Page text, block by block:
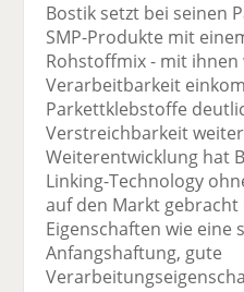
Bostik setzt bei seinen
SMP-Produkte mit
Rohstoffmix - mit ihnen
Verarbeitbarkeit
Parkettklebstoffe
Verstreichbarkeit
Weiterentwicklung hat
Linking-Technology
auf den Markt
Eigenschaften wie eine
Anfangshaftung, gute